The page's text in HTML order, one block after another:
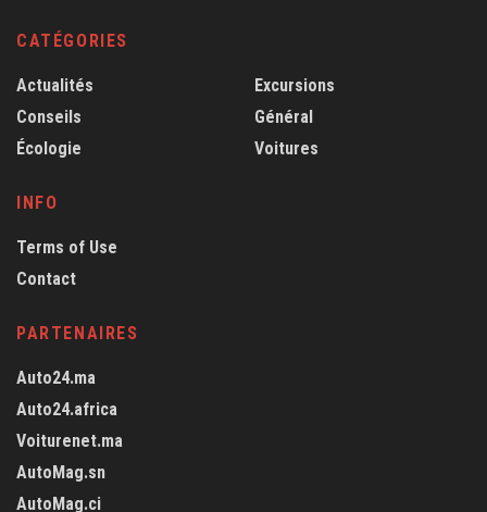
CATÉGORIES
Actualités
Conseils
Écologie
Excursions
Général
Voitures
INFO
Terms of Use
Contact
PARTENAIRES
Auto24.ma
Auto24.africa
Voiturenet.ma
AutoMag.sn
AutoMag.ci